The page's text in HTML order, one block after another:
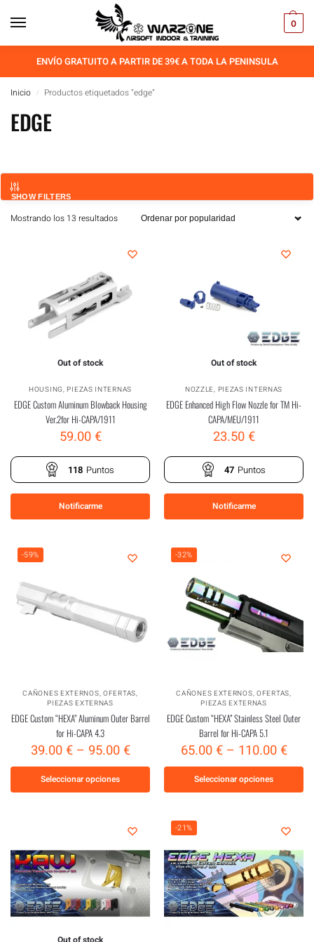
0
ENVÍO GRATUITO A PARTIR DE 39€ A TODA LA PENINSULA
Inicio / Productos etiquetados “edge”
EDGE
SHOW FILTERS
Mostrando los 13 resultados
Out of stock
HOUSING,PIEZAS INTERNAS
EDGE Custom Aluminum Blowback Housing
Ver.2for Hi-CAPA/1911
59.00€
118 Puntos
Notificarme
Out of stock
NOZZLE, PIEZAS INTERNAS
EDGE Enhanced High Flow Nozzle for TM Hi-
CAPA/MEU/1911
23.50€
47 Puntos
Notificarme
-59%
CAÑONES EXTERNOS, OFERTAS,
PIEZAS EXTERNAS
EDGE Custom “HEXA” Aluminum Outer Barrel
for Hi-CAPA 4.3
39.00€– 95.00€
Seleccionar opciones
-32%
CAÑONES EXTERNOS, OFERTAS,
PIEZAS EXTERNAS
EDGE Custom “HEXA” Stainless Steel Outer
Barrel for Hi-CAPA 5.1
65.00€– 110.00€
Seleccionar opciones
-21%